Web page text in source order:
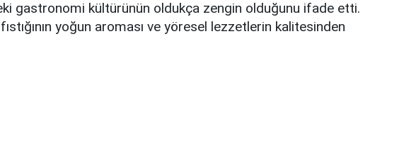
gastronomi kültürünün oldukça zengin olduğunu ifade etti.
yoğun aroması ve yöresel lezzetlerin kalitesinden